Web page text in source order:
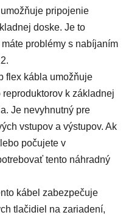
pripojenie
doske. Je to
problémy s nabíjaním
flex kábla umožňuje
k základnej
Je nevyhnutný pre
vstupov a výstupov. Ak
počujete v
tento náhradný
kábel zabezpečuje
tlačidiel na zariadení,